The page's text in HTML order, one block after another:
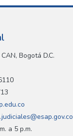
Bogotá D.C.
a 5 p.m.